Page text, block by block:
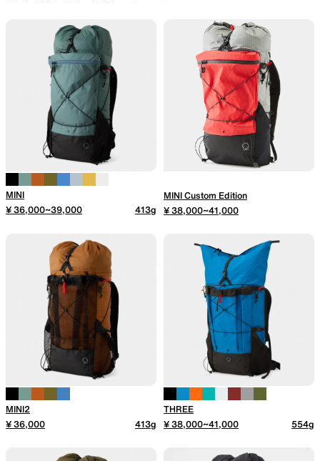
TOPS
山道具として考えられたクロー
ジング
BOTTOMS
機能的な5ポケットを持つパン
ツ＆ショーツ
風や雨、寒さを防ぐシェル
HATS
ハイキングのためのヘッドウ
ALL WEATHER
どんな状況にも対応する全天候
型行動着
ACTIVE INSULATION
動いても蒸れにくい保温行動
MINI
¥ 36,000~39,000
413g
MINI Custom Edition
¥ 38,000~41,000
MINI2
¥ 36,000
413g
THREE
¥ 38,000~41,000
554g